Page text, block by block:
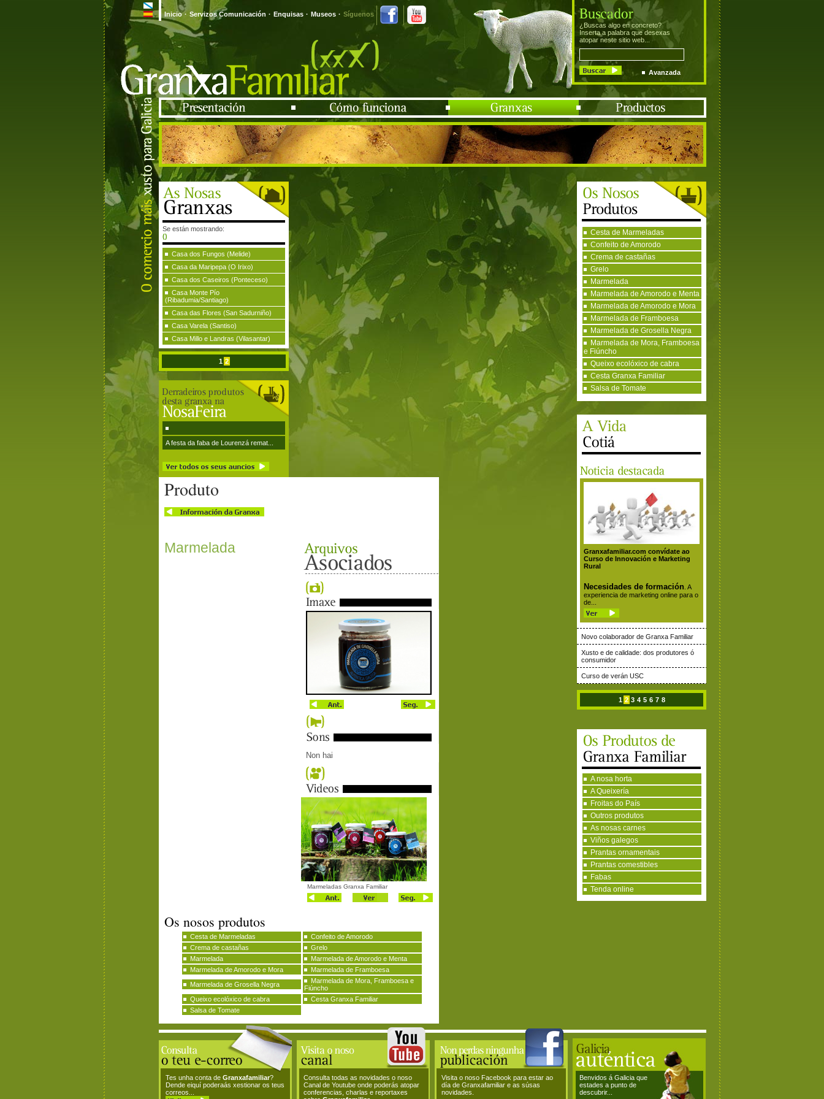
¿Buscas algo en concreto?
Inserta a palabra que desexas
atopar neste sitio web...
Avanzada
Inicio · Servizos Comunicación · Enquisas · Museos · Síguenos
Cesta de Marmeladas
Confeito de Amorodo
Crema de castañas
Grelo
Marmelada
Marmelada de Amorodo e Menta
Marmelada de Amorodo e Mora
Marmelada de Framboesa
Marmelada de Grosella Negra
Marmelada de Mora, Framboesa
e Fiúncho
Queixo ecolóxico de cabra
Cesta Granxa Familiar
Salsa de Tomate
Granxafamiliar.com convídate ao
Curso de Innovación e Marketing
Rural
Necesidades de formación . A
experiencia de marketing online para o
de...
Novo colaborador de Granxa Familiar
Xusto e de calidade: dos produtores ó
consumidor
Curso de verán USC
1 2 3 4 5 6 7 8
A nosa horta
A Queixería
Froitas do País
Outros produtos
As nosas carnes
Viños galegos
Prantas ornamentais
Prantas comestibles
Fabas
Tenda online
Se están mostrando:
()
Casa dos Fungos (Melide)
Casa da Maripepa (O Irixo)
Casa dos Caseiros (Ponteceso)
Casa Monte Pío
(Ribadumia/Santiago)
Casa das Flores (San Sadurniño)
Casa Varela (Santiso)
Casa Millo e Landras (Vilasantar)
1 2
A festa da faba de Lourenzá remat...
Produto
Non hai
Marmeladas Granxa Familiar
Marmelada
Os nosos produtos
Cesta de Marmeladas
Confeito de Amorodo
Crema de castañas
Grelo
Marmelada
Marmelada de Amorodo e Menta
Marmelada de Amorodo e Mora
Marmelada de Framboesa
Marmelada de Grosella Negra
Marmelada de Mora, Framboesa e
Fiúncho
Queixo ecolóxico de cabra
Cesta Granxa Familiar
Salsa de Tomate
Tes unha conta de Granxafamiliar?
Dende eiquí poderaás xestionar os teus
correos...
Consulta todas as novidades o noso
Canal de Youtube onde poderás atopar
conferencias, charlas e reportaxes
Visita o noso Facebook para estar ao
día de Granxafamiliar e as súsas
novidades.
Benvidos á Galicia que
estades a punto de
descubrir...